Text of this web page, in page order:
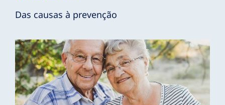
Das causas à prevenção